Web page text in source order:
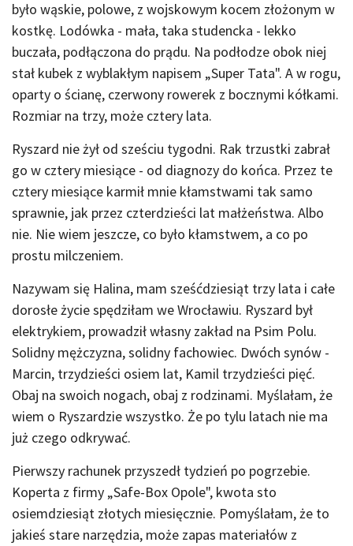
było wąskie, polowe, z wojskowym kocem złożonym w
kostkę. Lodówka - mała, taka studencka - lekko
buczała, podłączona do prądu. Na podłodze obok niej
stał kubek z wyblakłym napisem „Super Tata". A w rogu,
oparty o ścianę, czerwony rowerek z bocznymi kółkami.
Rozmiar na trzy, może cztery lata.
Ryszard nie żył od sześciu tygodni. Rak trzustki zabrał
go w cztery miesiące - od diagnozy do końca. Przez te
cztery miesiące karmił mnie kłamstwami tak samo
sprawnie, jak przez czterdzieści lat małżeństwa. Albo
nie. Nie wiem jeszcze, co było kłamstwem, a co po
prostu milczeniem.
Nazywam się Halina, mam sześćdziesiąt trzy lata i całe
dorosłe życie spędziłam we Wrocławiu. Ryszard był
elektrykiem, prowadził własny zakład na Psim Polu.
Solidny mężczyzna, solidny fachowiec. Dwóch synów -
Marcin, trzydzieści osiem lat, Kamil trzydzieści pięć.
Obaj na swoich nogach, obaj z rodzinami. Myślałam, że
wiem o Ryszardzie wszystko. Że po tylu latach nie ma
już czego odkrywać.
Pierwszy rachunek przyszedł tydzień po pogrzebie.
Koperta z firmy „Safe-Box Opole", kwota sto
osiemdziesiąt złotych miesięcznie. Pomyślałam, że to
jakieś stare narzędzia, może zapas materiałów z